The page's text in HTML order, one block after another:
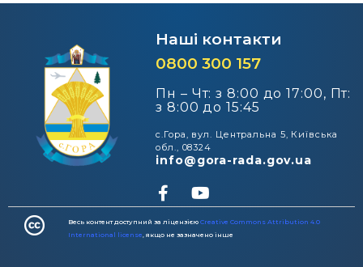
Наші контакти
0800 300 157
Пн – Чт: з 8:00 до 17:00, Пт:
з 8:00 до 15:45
с.Гора, вул. Центральна 5, Київська
обл., 08324
info@gora-rada.gov.ua
Весь контент доступний за ліцензієюCreative Commons Attribution 4.0
International license, якщо не зазначено інше​